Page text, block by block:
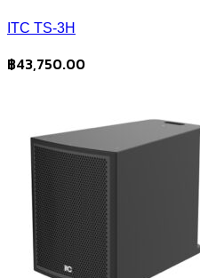
ITC TS-3H
฿43,750.00